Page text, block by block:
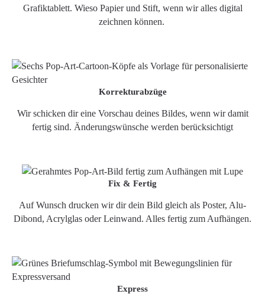
Grafiktablett. Wieso Papier und Stift, wenn wir alles digital
zeichnen können.
Korrekturabzüge
Wir schicken dir eine Vorschau deines Bildes, wenn wir damit
fertig sind. Änderungswünsche werden berücksichtigt
Fix & Fertig
Auf Wunsch drucken wir dir dein Bild gleich als Poster, Alu-
Dibond, Acrylglas oder Leinwand. Alles fertig zum Aufhängen.
Express